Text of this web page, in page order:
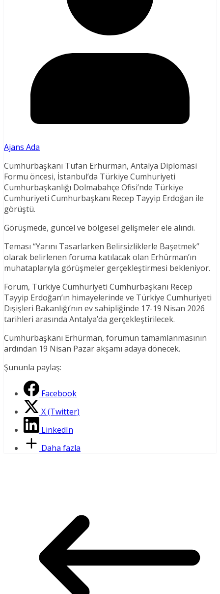
Ajans Ada
Cumhurbaşkanı Tufan Erhürman, Antalya Diplomasi
Formu öncesi, İstanbul’da Türkiye Cumhuriyeti
Cumhurbaşkanlığı Dolmabahçe Ofisi’nde Türkiye
Cumhuriyeti Cumhurbaşkanı Recep Tayyip Erdoğan ile
görüştü.
Görüşmede, güncel ve bölgesel gelişmeler ele alındı.
Teması “Yarını Tasarlarken Belirsizliklerle Başetmek”
olarak belirlenen foruma katılacak olan Erhürman’ın
muhataplarıyla görüşmeler gerçekleştirmesi bekleniyor.
Forum, Türkiye Cumhuriyeti Cumhurbaşkanı Recep
Tayyip Erdoğan’ın himayelerinde ve Türkiye Cumhuriyeti
Dışişleri Bakanlığı’nın ev sahipliğinde 17-19 Nisan 2026
tarihleri arasında Antalya’da gerçekleştirilecek.
Cumhurbaşkanı Erhürman, forumun tamamlanmasının
ardından 19 Nisan Pazar akşamı adaya dönecek.
Şununla paylaş:
Facebook
X (Twitter)
LinkedIn
Daha fazla